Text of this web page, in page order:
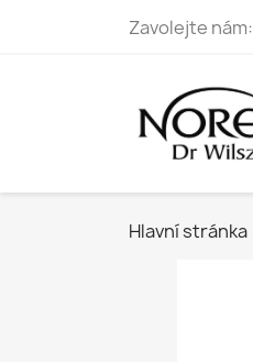
Zavolejte nám:
Hlavní stránka